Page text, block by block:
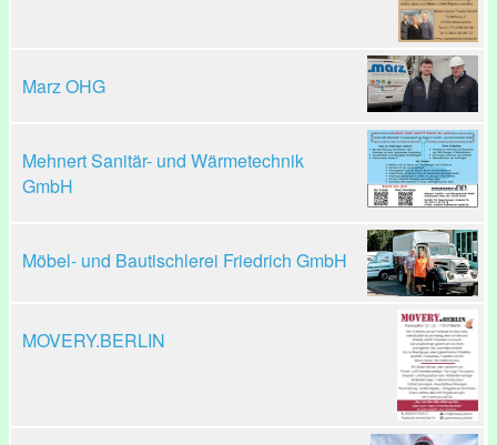
Marz OHG
Mehnert Sanitär- und Wärmetechnik
GmbH
Möbel- und Bautischlerei Friedrich GmbH
MOVERY.BERLIN